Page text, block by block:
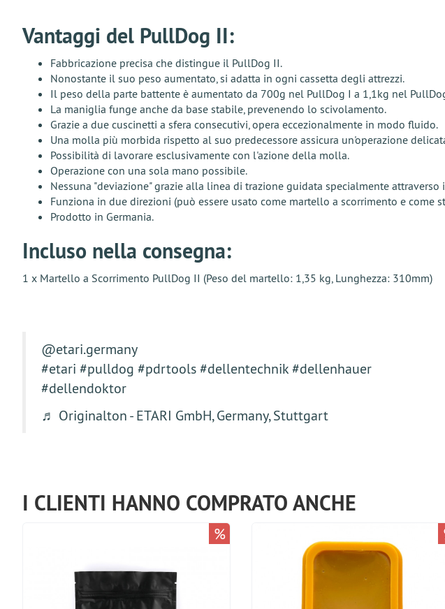
Vantaggi del PullDog II:
Fabbricazione precisa che distingue il PullDog II.
Nonostante il suo peso aumentato, si adatta in ogni cassetta degli attrezzi.
Il peso della parte battente è aumentato da 700g nel PullDog I a 1,1kg nel
La maniglia funge anche da base stabile, prevenendo lo scivolamento.
Grazie a due cuscinetti a sfera consecutivi, opera eccezionalmente in modo fluido.
Una molla più morbida rispetto al suo predecessore assicura un'operazione
Possibilità di lavorare esclusivamente con l'azione della molla.
Operazione con una sola mano possibile.
Nessuna "deviazione" grazie alla linea di trazione guidata specialmente
Funziona in due direzioni (può essere usato come martello a scorrimento e come
Prodotto in Germania.
Incluso nella consegna:
1 x Martello a Scorrimento PullDog II (Peso del martello: 1,35 kg, Lunghezza: 310mm)
@etari.germany
#etari #pulldog #pdrtools #dellentechnik #dellenhauer
#dellendoktor
♬ Originalton - ETARI GmbH, Germany, Stuttgart
I CLIENTI HANNO COMPRATO ANCHE
%